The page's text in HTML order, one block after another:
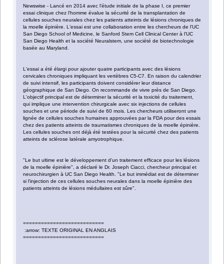
Newswise - Lancé en 2014 avec l'étude initiale de la phase I, ce premier
essai clinique chez l'homme évalue la sécurité de la transplantation de
cellules souches neurales chez les patients atteints de lésions chroniques de
la moelle épinière. L'essai est une collaboration entre les chercheurs de l'UC
San Diego School of Medicine, le Sanford Stem Cell Clinical Center à l'UC
San Diego Health et la société Neuralstem, une société de biotechnologie
basée au Maryland.
L'essai a été élargi pour ajouter quatre participants avec des lésions
cervicales chroniques impliquant les vertèbres C5-C7. En raison du calendrier
de suivi intensif, les participants doivent considérer leur distance
géographique de San Diego. On recommande de vivre près de San Diego.
L'objectif principal est de déterminer la sécurité et la toxicité du traitement,
qui implique une intervention chirurgicale avec six injections de cellules
souches et une période de suivi de 60 mois. Les chercheurs utiliseront une
lignée de cellules souches humaines approuvées par la FDA pour des essais
chez des patients atteints de traumatismes chroniques de la moelle épinière.
Les cellules souches ont déjà été testées pour la sécurité chez des patients
atteints de sclérose latérale amyotrophique.
"Le but ultime est le développement d'un traitement efficace pour les lésions
de la moelle épinière", a déclaré le Dr. Joseph Ciacci, chercheur principal et
neurochirurgien à UC San Diego Health. "Le but immédiat est de déterminer
si l'injection de ces cellules souches neurales dans la moelle épinière des
patients atteints de lésions médullaires est sûre".
===========================
:arrow: TEXTE ORIGINAL EN ANGLAIS
===========================